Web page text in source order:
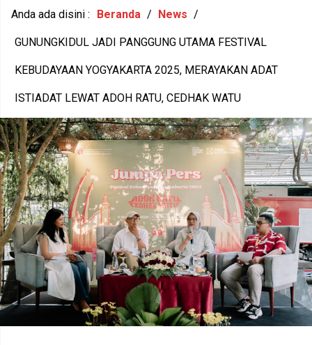
Anda ada disini : Beranda / News /
GUNUNGKIDUL JADI PANGGUNG UTAMA FESTIVAL
KEBUDAYAAN YOGYAKARTA 2025, MERAYAKAN ADAT
ISTIADAT LEWAT ADOH RATU, CEDHAK WATU